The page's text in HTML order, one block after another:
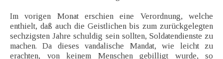
Im vorigen Monat erschien eine Verordnung, welche
enthielt, daß auch die Geistlichen bis zum zurückgelegten
sechzigsten Jahre schuldig sein sollten, Soldatendienste zu
machen. Da dieses vandalische Mandat, wie leicht zu
erachten, von keinem Menschen gebilligt wurde, so